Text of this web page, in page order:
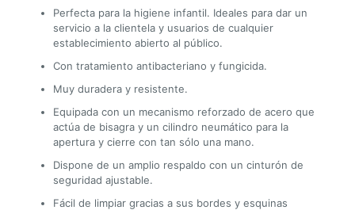
Perfecta para la higiene infantil. Ideales para dar un
servicio a la clientela y usuarios de cualquier
establecimiento abierto al público.
Con tratamiento antibacteriano y fungicida.
Muy duradera y resistente.
Equipada con un mecanismo reforzado de acero que
actúa de bisagra y un cilindro neumático para la
apertura y cierre con tan sólo una mano.
Dispone de un amplio respaldo con un cinturón de
seguridad ajustable.
Fácil de limpiar gracias a sus bordes y esquinas